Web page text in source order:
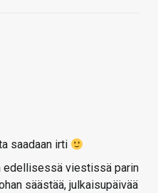
saadaan irti
edellisessä viestissä parin
säästää, julkaisupäivää